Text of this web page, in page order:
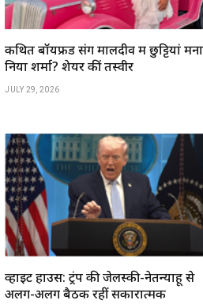
कथित बॉयफ्रेंड संग मालदीव में छुट्टियां
निया शर्मा? शेयर कीं तस्वीरें
JULY 29, 2026
व्हाइट हाउस: ट्रंप की जेलेंस्की-नेतन्याहू से
अलग-अलग बैठकें रहीं सकारात्मक